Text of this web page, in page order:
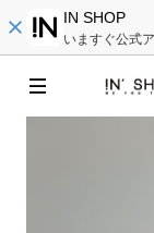
IN SHOP
いますぐ公式